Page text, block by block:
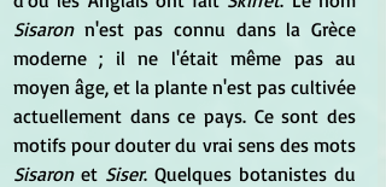
Sisaron n'est pas connu dans la Grèce
moderne ; il ne l'était même pas au
moyen âge, et la plante n'est pas cultivée
actuellement dans ce pays. Ce sont des
motifs pour douter du vrai sens des mots
Sisaron et Siser. Quelques botanistes du